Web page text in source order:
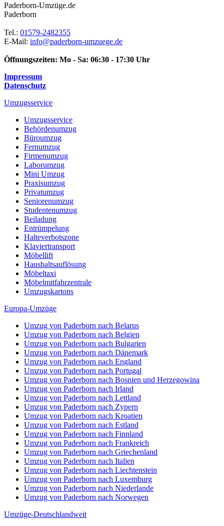
Paderborn-Umzüge.de
Paderborn
Tel.: 01579-2482355
E-Mail: info@paderborn-umzuege.de
Öffnungszeiten: Mo - Sa: 06:30 - 17:30 Uhr
Impressum
Datenschutz
Umzugsservice
Umzugsservice
Behördenumzug
Büroumzug
Fernumzug
Firmenumzug
Laborumzug
Mini Umzug
Praxisumzug
Privatumzug
Seniorenumzug
Studentenumzug
Beiladung
Entrümpelung
Halteverbotszone
Klaviertransport
Möbellift
Haushaltsauflösung
Möbeltaxi
Möbelmitfahrzentrale
Umzugskartons
Europa-Umzüge
Umzug von Paderborn nach Belarus
Umzug von Paderborn nach Belgien
Umzug von Paderborn nach Bulgarien
Umzug von Paderborn nach Dänemark
Umzug von Paderborn nach England
Umzug von Paderborn nach Portugal
Umzug von Paderborn nach Bosnien und Herzegowina
Umzug von Paderborn nach Irland
Umzug von Paderborn nach Lettland
Umzug von Paderborn nach Zypern
Umzug von Paderborn nach Kroatien
Umzug von Paderborn nach Estland
Umzug von Paderborn nach Finnland
Umzug von Paderborn nach Frankreich
Umzug von Paderborn nach Griechenland
Umzug von Paderborn nach Italien
Umzug von Paderborn nach Liechtenstein
Umzug von Paderborn nach Luxemburg
Umzug von Paderborn nach Niederlande
Umzug von Paderborn nach Norwegen
Umzüge-Deutschlandweit